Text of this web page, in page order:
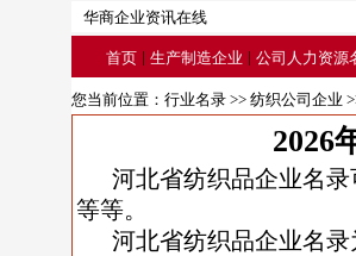
华商企业资讯在线
首页 | 生产制造企业 | 公司人力资源
您当前位置： 行业名录 >> 纺织公司企业
2026
河北省纺织品企业名
等等。
河北省纺织品企业名录